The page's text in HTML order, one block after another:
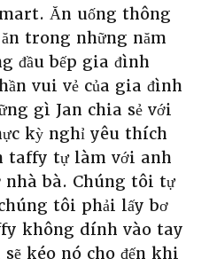
Ăn uống thông
trong những năm
đầu bếp gia đình
vui vẻ của gia đình
gì Jan chia sẻ với
kỳ nghỉ yêu thích
taffy tự làm với anh
nhà bà. Chúng tôi tự
tôi phải lấy bơ
không dính vào tay
kéo nó cho đến khi